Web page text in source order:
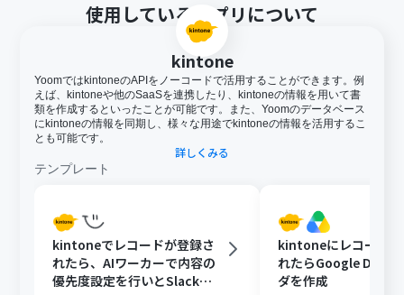
使用しているアプリについて
kintone
YoomではkintoneのAPIをノーコードで活用することができます。例
えば、kintoneや他のSaaSを連携したり、kintoneの情報を用いて書
類を作成するといったことが可能です。また、Yoomのデータベース
にkintoneの情報を同期し、様々な用途でkintoneの情報を活用するこ
とも可能です。
詳しくみる
テンプレート
kintoneでレコードが登録さ
れたら、AIワーカーで内容の
優先度設定を行いとSlackで
kintoneにレコード
れたらGoogle Drive
ダを作成